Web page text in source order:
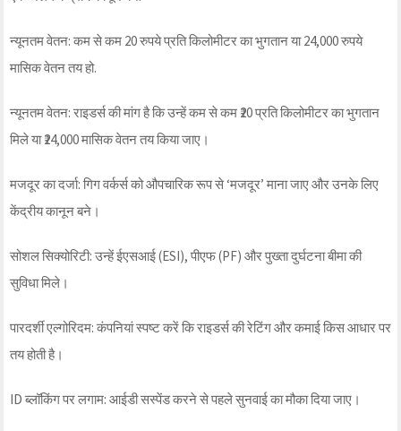
न्यूनतम वेतन: कम से कम 20 रुपये प्रति किलोमीटर का भुगतान या 24,000 रुपये
मासिक वेतन तय हो.
न्यूनतम वेतन: राइडर्स की मांग है कि उन्हें कम से कम ₹20 प्रति किलोमीटर का भुगतान
मिले या ₹24,000 मासिक वेतन तय किया जाए।
मजदूर का दर्जा: गिग वर्कर्स को औपचारिक रूप से ‘मजदूर’ माना जाए और उनके लिए
केंद्रीय कानून बने।
सोशल सिक्योरिटी: उन्हें ईएसआई (ESI), पीएफ (PF) और पुख्ता दुर्घटना बीमा की
सुविधा मिले।
पारदर्शी एल्गोरिदम: कंपनियां स्पष्ट करें कि राइडर्स की रेटिंग और कमाई किस आधार पर
तय होती है।
ID ब्लॉकिंग पर लगाम: आईडी सस्पेंड करने से पहले सुनवाई का मौका दिया जाए।